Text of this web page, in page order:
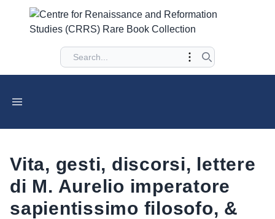
Vita, gesti, discorsi, lettere
di M. Aurelio imperatore
sapientissimo filosofo, &